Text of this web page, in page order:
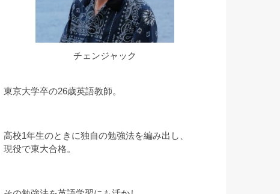
チェンジャック
東京大学卒の26歳英語教師。
高校1年生のときに独自の勉強法を編み出し、
現役で東大合格。